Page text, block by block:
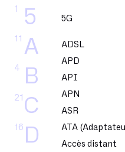
5
1
A
11
B
4
C
21
D
16
5G
ADSL
APD
API
APN
ASR
ATA
Accès distant